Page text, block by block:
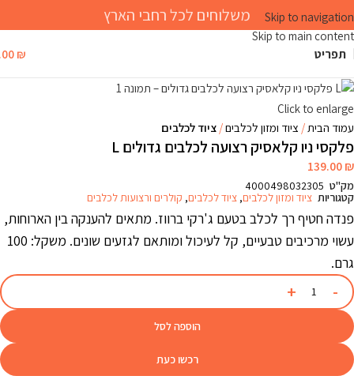
Skip to navigation
Skip to main content
משלוחים לכל רחבי הארץ
תפריט ₪
Click to enlarge
עמוד הבית
ציוד ומזון לכלבים ציוד לכלבים
פלקסי ניו קלאסיק רצועה לכלבים גדולים L
139.00₪
מק"ט 4000498032305
קטגוריות ציוד ומזון לכלבים, ציוד לכלבים, קולרים ורצועות לכלבים
פנדה חטיף רך לכלב בטעם ג'רקי ברווז. מתאים להענקה בין הארוחות,
עשוי מרכיבים טבעיים, קל לעיכול ומותאם לגזעים שונים. משקל: 100
גרם.
הוספה לסל
רכשו כעת